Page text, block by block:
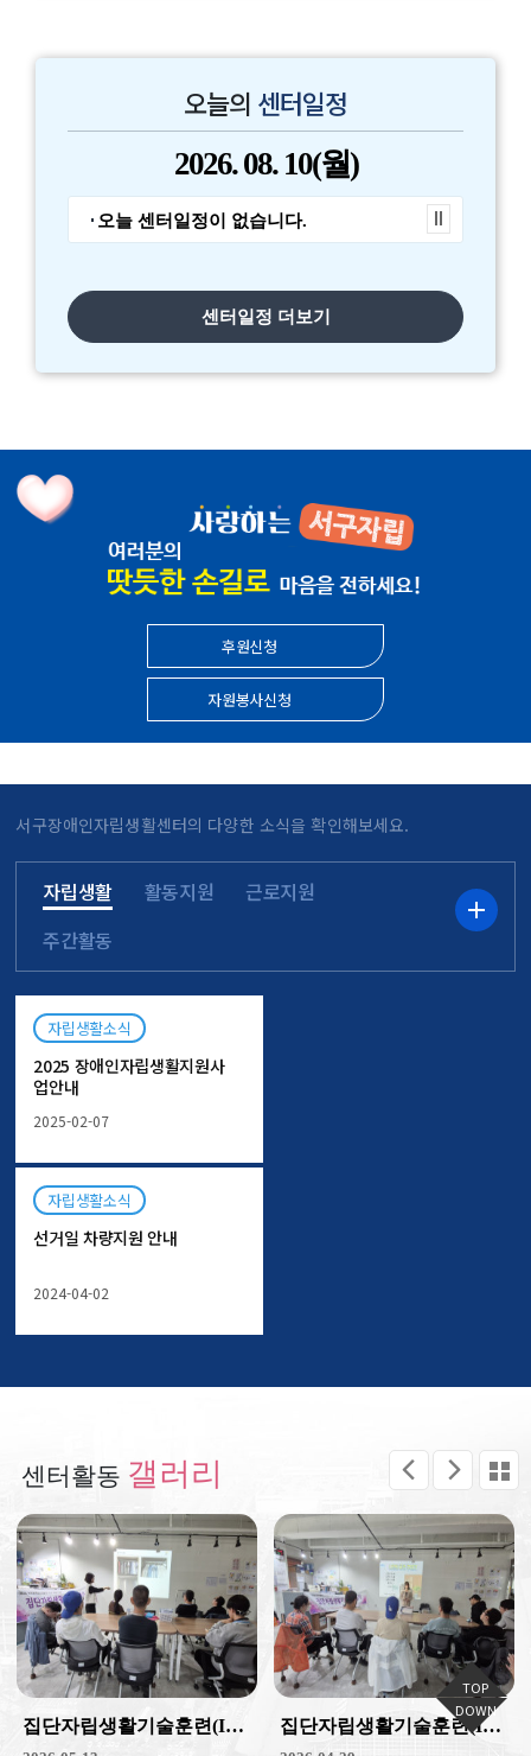
2026년 1분기 운영위원회 개최
오늘의 센터일정
2026.08. 10(월)
오늘 센터일정이 없습니다.
센터일정 더보기
후원신청
자원봉사신청
자립생활 활동지원
근로지원
주간활동
서구장애인자립생활센터의 다양한 소식을 확인해보세요.
자립생활소식
2025 장애인자립생활지원사
업안내
2025-02-07
자립생활소식
선거일 차량지원 안내
2024-04-02
센터활동 갤러리
집단자립생활기술훈련(ILP)_정리수납 5회기 집단자립생활기술훈련(ILP)_정리수납 4회기